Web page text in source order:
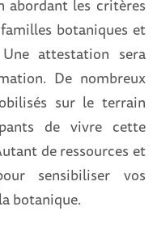
abordant les critères
botaniques et
attestation sera
De nombreux
sur le terrain
de vivre cette
de ressources et
sensibiliser vos
botanique.